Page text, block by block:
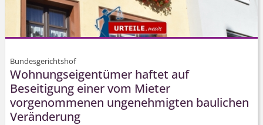
Bundesgerichtshof
Wohnungseigentümer haftet auf
Beseitigung einer vom Mieter
vorgenommenen ungenehmigten baulichen
Veränderung